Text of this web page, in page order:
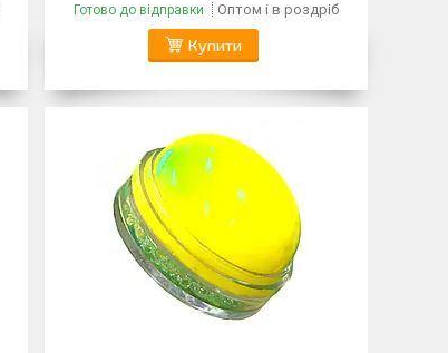
Готово до відправки Оптом і в роздріб
Купити